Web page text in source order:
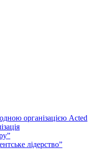
організацією Acted
лідерство”